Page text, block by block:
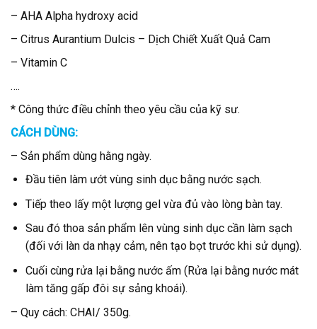
– AHA Alpha hydroxy acid
– Citrus Aurantium Dulcis – Dịch Chiết Xuất Quả Cam
– Vitamin C
….
* Công thức điều chỉnh theo yêu cầu của kỹ sư.
CÁCH DÙNG:
– Sản phẩm dùng hằng ngày.
Đầu tiên làm ướt vùng sinh dục bằng nước sạch.
Tiếp theo lấy một lượng gel vừa đủ vào lòng bàn tay.
Sau đó thoa sản phẩm lên vùng sinh dục cần làm sạch
(đối với làn da nhạy cảm, nên tạo bọt trước khi sử dụng).
Cuối cùng rửa lại bằng nước ấm (Rửa lại bằng nước mát
làm tăng gấp đôi sự sảng khoái).
– Quy cách: CHAI/ 350g.